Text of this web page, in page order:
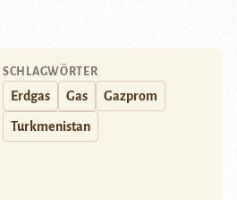
SCHLAGWÖRTER
Erdgas Gas Gazprom
Turkmenistan